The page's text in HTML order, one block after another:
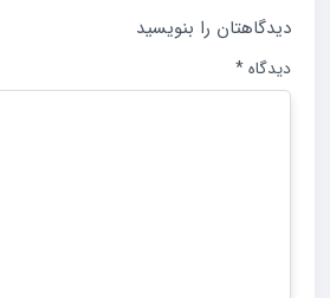
دیدگاهتان را بنویسید
دیدگاه*